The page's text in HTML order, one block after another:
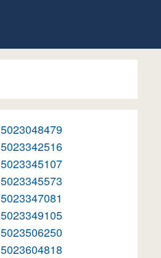
5023048479
5023342516
5023345107
5023345573
5023347081
5023349105
5023506250
5023604818